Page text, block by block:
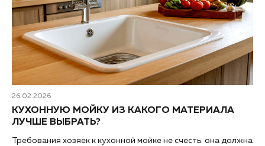
26.02.2026
КУХОННУЮ МОЙКУ ИЗ КАКОГО МАТЕРИАЛА
ЛУЧШЕ ВЫБРАТЬ?
Требования хозяек к кухонной мойке не счесть: она должна